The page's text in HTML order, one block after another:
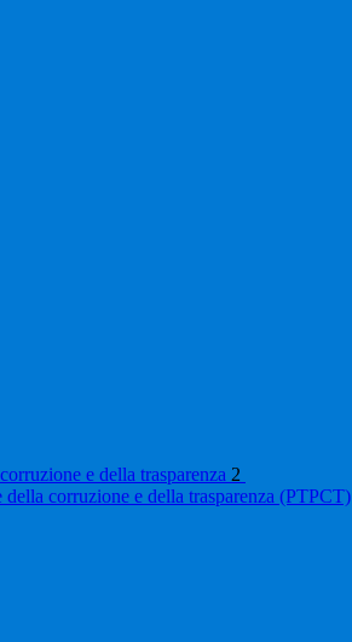
e della trasparenza 2
corruzione e della trasparenza (PTPCT)